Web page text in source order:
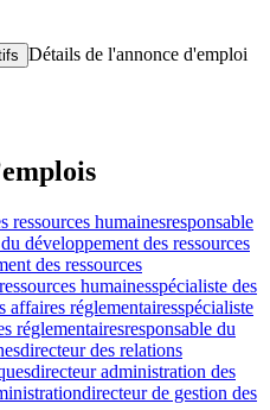
Détails de l'annonce d'emploi
ressources humainesresponsable
développement des ressources
des ressources
humainesspécialiste des
affaires réglementairesspécialiste
réglementairesresponsable du
directeur des relations
directeur administration des
directeur de gestion des